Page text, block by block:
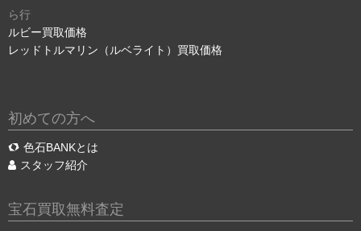
ら行
ルビー買取価格
レッドトルマリン（ルベライト）買取価格
初めての方へ
色石BANKとは
スタッフ紹介
宝石買取無料査定